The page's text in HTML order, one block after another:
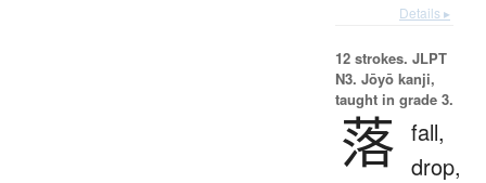
Details ▸
12 strokes. JLPT
N3. Jōyō kanji,
taught in grade 3.
落 fall,
drop,